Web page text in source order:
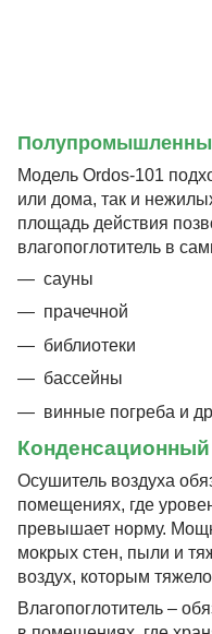
Модель Ordos-101
или дома, так и
площадь действия
влагопоглотитель в
сауны
прачечной
библиотеки
бассейны
винные погреба и
Конденсационный
Осушитель воздуха
помещениях, где
превышает норму.
мокрых стен, пыли и
воздух, которым
Влагопоглотитель –